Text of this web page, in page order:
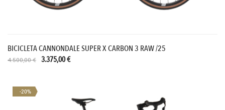
BICICLETA CANNONDALE SUPER X CARBON 3 RAW /25
4.500,00 € 3.375,00 €
-20%